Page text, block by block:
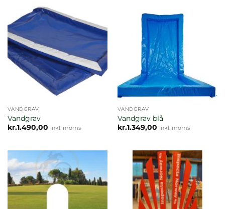
VANDGRAV
Vandgrav
kr.1.490,00 Inkl. moms
VANDGRAV
Vandgrav blå
kr.1.349,00 Inkl. moms